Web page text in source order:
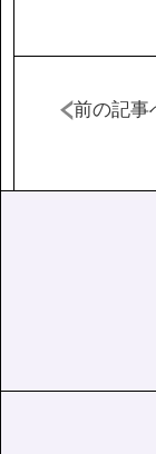
前の記事